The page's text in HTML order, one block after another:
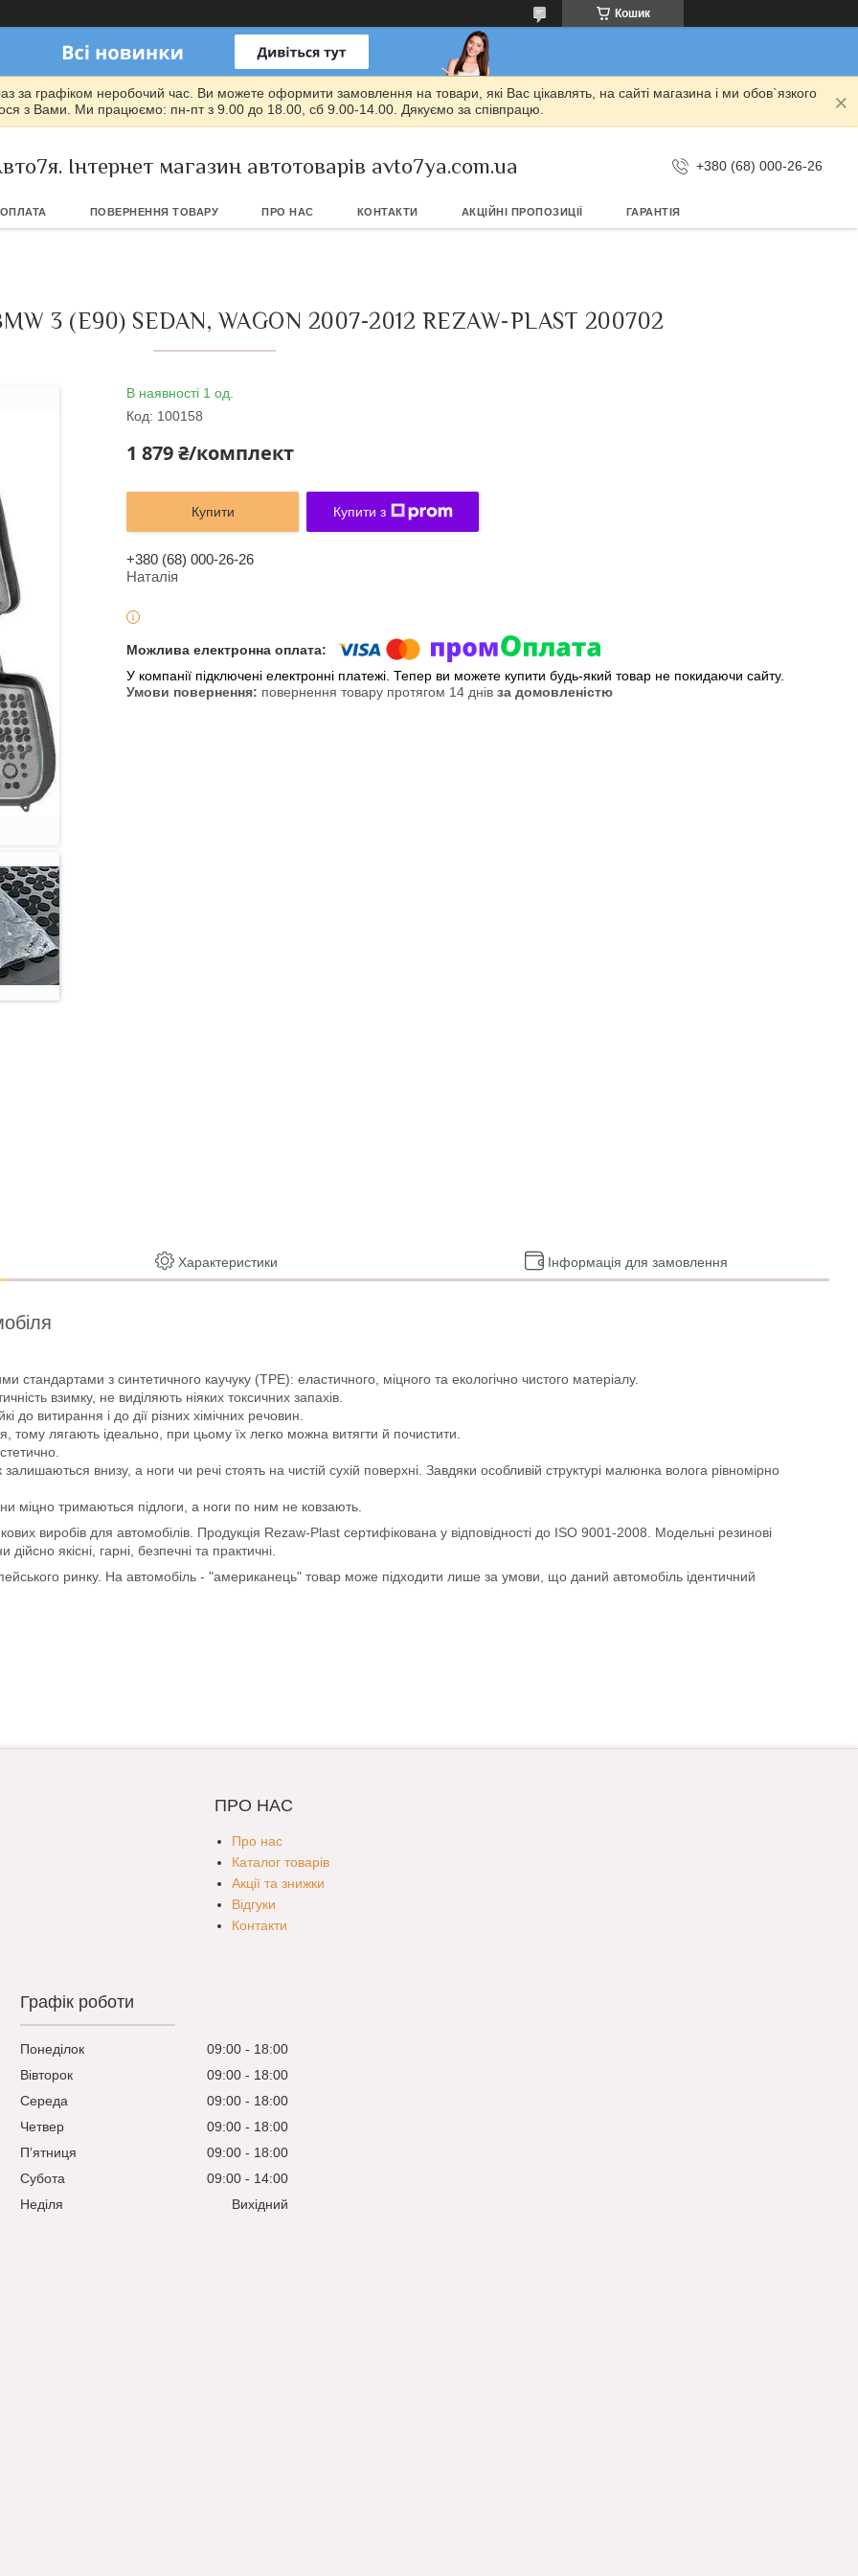
Кошик
за графіком неробочий час. Ви можете оформити замовлення на товари, які Вас цікавлять, на сайті магазина і ми обов`язкого
з Вами. Ми працюємо: пн-пт з 9.00 до 18.00, сб 9.00-14.00. Дякуємо за співпрацю.
Інтернет магазин автотоварів avto7ya.com.ua +380 (68) 000-26-26
ПОВЕРНЕННЯ ТОВАРУ ПРО НАС КОНТАКТИ АКЦІЙНІ ПРОПОЗИЦІЇ ГАРАНТІЯ
3 (E90) SEDAN, WAGON 2007-2012 REZAW-PLAST 200702
В наявності 1 од.
Код: 100158
1 879 ₴/комплект
Купити Купити з
+380 (68) 000-26-26
Наталія
У компанії підключені електронні платежі. Тепер ви можете купити будь-який товар не покидаючи сайту.
повернення товару протягом 14 днів за домовленістю
Характеристики Інформація для замовлення
стандартами з синтетичного каучуку (ТРЕ): еластичного, міцного та екологічно чистого матеріалу.
взимку, не виділяють ніяких токсичних запахів.
до витирання і до дії різних хімічних речовин.
тому лягають ідеально, при цьому їх легко можна витягти й почистити.
внизу, а ноги чи речі стоять на чистій сухій поверхні. Завдяки особливій структурі малюнка волога рівномірно
міцно тримаються підлоги, а ноги по ним не ковзають.
виробів для автомобілів. Продукція Rezaw-Plast сертифікована у відповідності до ISO 9001-2008. Модельні резинові
якісні, гарні, безпечні та практичні.
ринку. На автомобіль - "американець" товар може підходити лише за умови, що даний автомобіль ідентичний
ПРО НАС
Про нас
Каталог товарів
Акції та знижки
Відгуки
Контакти
Графік роботи
Понеділок 09:00
18:00
Вівторок
09:00
18:00
Середа
09:00
18:00
Четвер
09:00
18:00
Пʼятниця
09:00
18:00
Субота
09:00
14:00
Неділя
Вихідний